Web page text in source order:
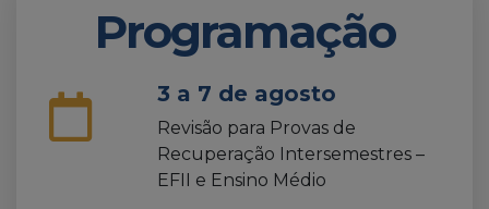
Programação
3 a 7 de agosto
Revisão para Provas de
Recuperação Intersemestres –
EFII e Ensino Médio